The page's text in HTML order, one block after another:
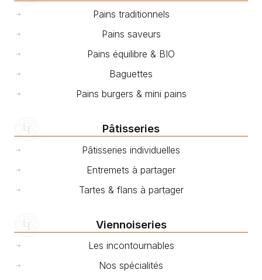
Pains traditionnels
Pains saveurs
Pains équilibre & BIO
Baguettes
Pains burgers & mini pains
Pâtisseries
Pâtisseries individuelles
Entremets à partager
Tartes & flans à partager
Viennoiseries
Les incontournables
Nos spécialités